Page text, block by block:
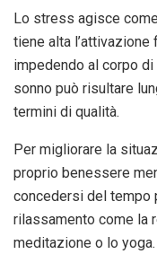
Lo stress agisce
tiene alta
impedendo al corpo di
sonno può risultare
termini di qualità.
Per migliorare la
proprio benessere
concedersi del tempo
rilassamento come la
meditazione o lo